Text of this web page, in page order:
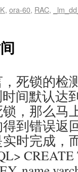
, ora-60, RAC,
死锁的检
间默认达
，那么马
到错误返
时完成，
CREATE